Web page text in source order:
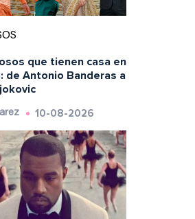
que tienen casa en
de Antonio Banderas a
10-08-2026